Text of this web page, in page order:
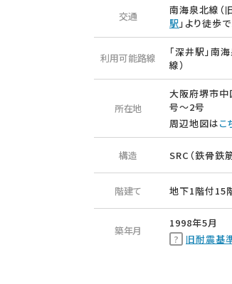
交通 南海泉北線（
駅 」より徒歩
利用可能路線
「深井駅」南
線）
所在地
大阪府堺市
号〜2号
周辺地図はこ
構造 SRC（鉄骨鉄
階建て 地下1階付15
築年月
1998年5月
旧耐震基